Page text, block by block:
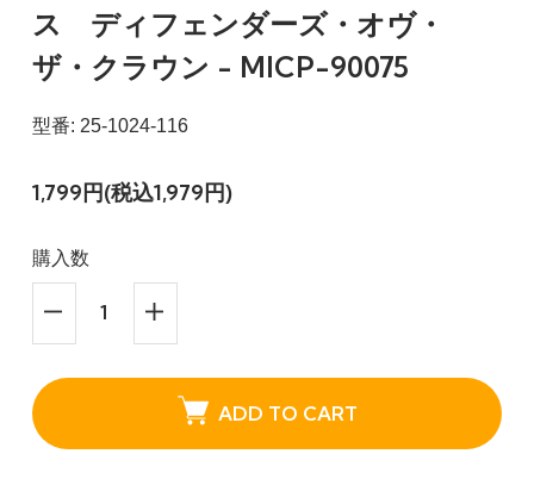
ス ディフェンダーズ・オヴ・
ザ・クラウン - MICP-90075
型番: 25-1024-116
1,799円(税込1,979円)
購入数
ADD TO CART